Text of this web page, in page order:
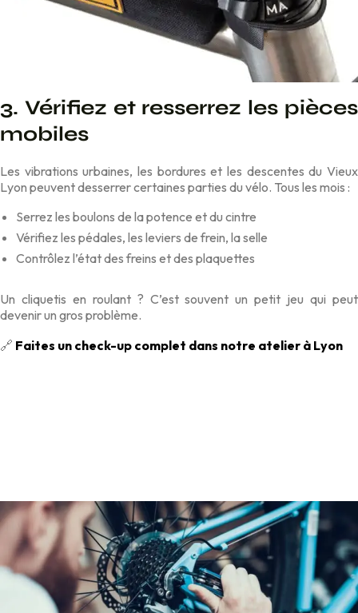
3. Vérifiez et resserrez les pièces
mobiles
Les vibrations urbaines, les bordures et les descentes du Vieux
Lyon peuvent desserrer certaines parties du vélo. Tous les mois :
Serrez les boulons de la potence et du cintre
Vérifiez les pédales, les leviers de frein, la selle
Contrôlez l’état des freins et des plaquettes
Un cliquetis en roulant ? C’est souvent un petit jeu qui peut
devenir un gros problème.
🔗 Faites un check-up complet dans notre atelier à Lyon